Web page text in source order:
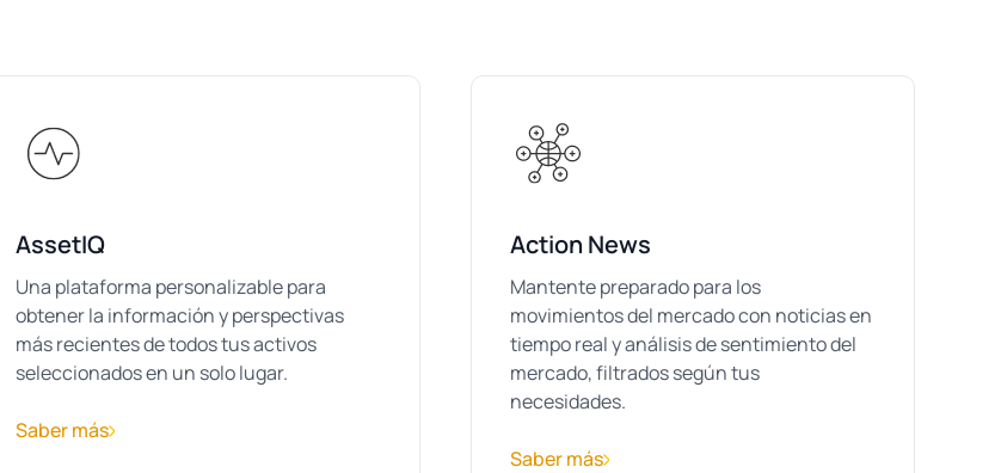
AssetIQ
Una plataforma personalizable para
obtener la información y perspectivas
más recientes de todos tus activos
seleccionados en un solo lugar.
Saber más
Action News
Mantente preparado para los
movimientos del mercado con noticias en
tiempo real y análisis de sentimiento del
mercado, filtrados según tus
necesidades.
Saber más